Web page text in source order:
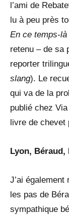
l’ami de
lu à peu près
En ce temps-là
retenu – de sa
reporter
slang). Le
qui va de la
publié chez
livre de
Lyon,
J’ai
les pas de
sympathique